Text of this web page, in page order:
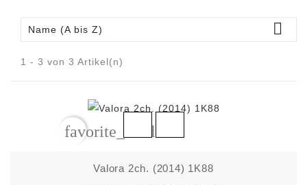
Name (A bis Z) 
1 - 3 von 3 Artikel(n)
favorite_border
Valora 2ch. (2014) 1K88